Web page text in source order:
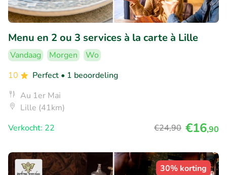
Menu en 2 ou 3 services à la carte à Lille
Vandaag Morgen
Wo
10
Perfect • 1 beoordeling
Au 1er Mai
Lille (41km)
Verkocht: 22
€24,90 €16,90
30% korting